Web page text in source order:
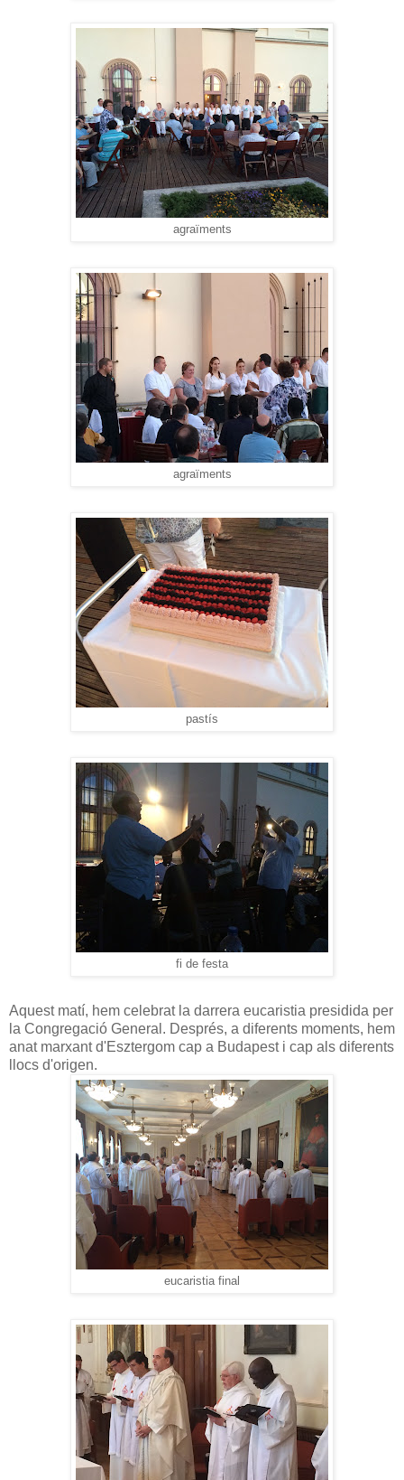
agraïments
agraïments
pastís
fi de festa
Aquest matí, hem celebrat la darrera eucaristia presidida per
la Congregació General. Després, a diferents moments, hem
anat marxant d'Esztergom cap a Budapest i cap als diferents
llocs d'origen.
eucaristia final